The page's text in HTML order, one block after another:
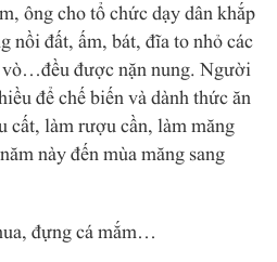
ông cho tổ chức dạy dân khắp
nồi đất, ấm, bát, đĩa to nhỏ các
được nặn nung. Người
để chế biến và dành thức ăn
cất, làm rượu cần, làm măng
này đến mùa măng sang
đựng cá mắm…